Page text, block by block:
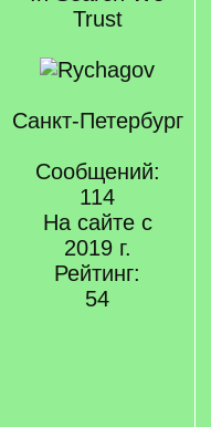
Trust
Санкт-Петербург
Сообщений:
114
На сайте с
2019 г.
Рейтинг:
54